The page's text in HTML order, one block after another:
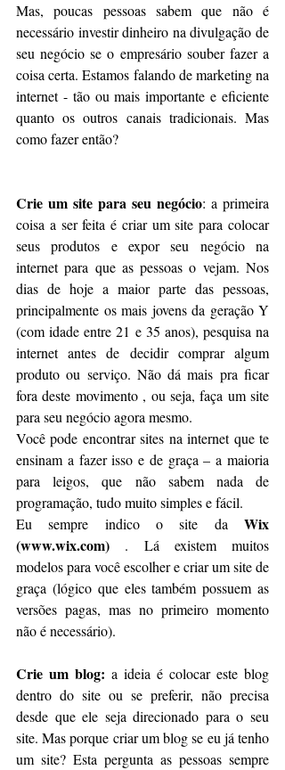
Mas, poucas pessoas sabem que não é
necessário investir dinheiro na divulgação de
seu negócio se o empresário souber fazer a
coisa certa. Estamos falando de marketing na
internet - tão ou mais importante e eficiente
quanto os outros canais tradicionais. Mas
como fazer então?
Crie um site para seu negócio: a primeira
coisa a ser feita é criar um site para colocar
seus produtos e expor seu negócio na
internet para que as pessoas o vejam. Nos
dias de hoje a maior parte das pessoas,
principalmente os mais jovens da geração Y
(com idade entre 21 e 35 anos), pesquisa na
internet antes de decidir comprar algum
produto ou serviço. Não dá mais pra ficar
fora deste movimento , ou seja, faça um site
para seu negócio agora mesmo.
Você pode encontrar sites na internet que te
ensinam a fazer isso e de graça – a maioria
para leigos, que não sabem nada de
programação, tudo muito simples e fácil.
Eu sempre indico o site da Wix
(www.wix.com) . Lá existem muitos
modelos para você escolher e criar um site de
graça (lógico que eles também possuem as
versões pagas, mas no primeiro momento
não é necessário).
Crie um blog: a ideia é colocar este blog
dentro do site ou se preferir, não precisa
desde que ele seja direcionado para o seu
site. Mas porque criar um blog se eu já tenho
um site? Esta pergunta as pessoas sempre